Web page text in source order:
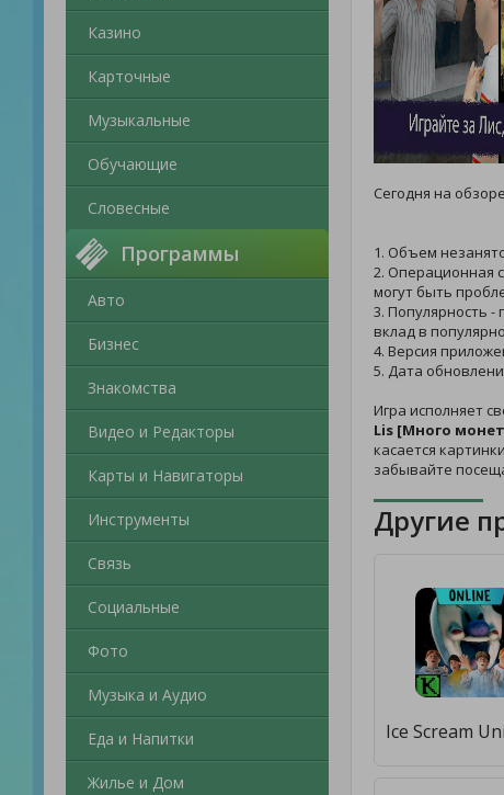
Казино
Карточные
Музыкальные
Обучающие
Словесные
Программы
Авто
Бизнес
Знакомства
Видео и Редакторы
Карты и Навигаторы
Инструменты
Связь
Социальные
Фото
Музыка и Аудио
Еда и Напитки
Жилье и Дом
Сегодня на
1. Объем
2. Операционная
могут быть
3. Популярность -
вклад в
4. Версия
5. Дата
Игра исполняет
Lis [Много
касается
забывайте
Другие